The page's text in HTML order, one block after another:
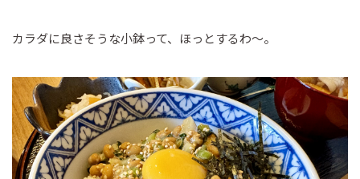
カラダに良さそうな小鉢って、ほっとするわ～。